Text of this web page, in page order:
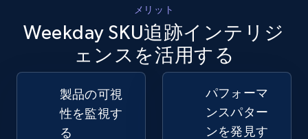
URL, Product id, Title, Seller name, Seller rating,
Seller reviews, Breadcrumbs, Root category, and
more.
2.5K+ 359+ 今すぐ始める
メリット
Weekday SKU追跡インテリジ
ェンスを活用する
製品の可視
性を監視す
る
パフォーマ
ンスパター
ンを発見す